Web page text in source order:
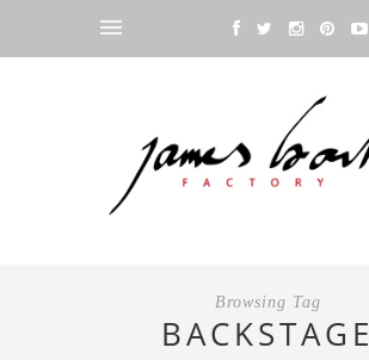
Browsing Tag
BACKSTAGE